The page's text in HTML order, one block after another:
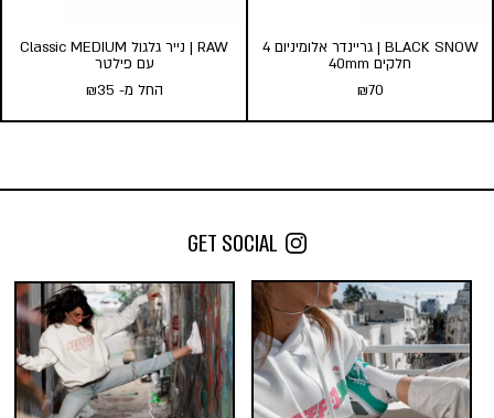
BLACK SNOW | גריינדר אלומיניום 4
חלקים 40mm
₪70
RAW | נייר גלגול Classic MEDIUM
עם פילטר
החל מ-
₪35
MEDIUM עם פילטר
הוסף לעגלה
GET SOCIAL